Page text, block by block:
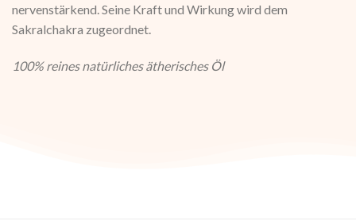
nervenstärkend. Seine Kraft und Wirkung wird dem
Sakralchakra zugeordnet.
100% reines natürliches ätherisches Öl